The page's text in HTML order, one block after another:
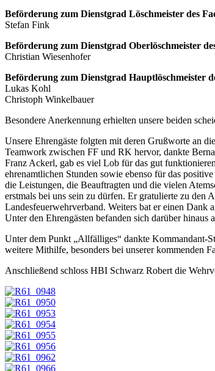
Beförderung zum Dienstgrad Löschmeister des
Stefan Fink
Beförderung zum Dienstgrad Oberlöschmeister
Christian Wiesenhofer
Beförderung zum Dienstgrad Hauptlöschmeister
Lukas Kohl
Christoph Winkelbauer
Besondere Anerkennung erhielten unsere beiden
Unsere Ehrengäste folgten mit deren Grußworte an
Teamwork zwischen FF und RK hervor, dankte
Franz Ackerl, gab es viel Lob für das gut
ehrenamtlichen Stunden sowie ebenso für das
die Leistungen, die Beauftragten und die vielen
erstmals bei uns sein zu dürfen. Er gratulierte zu
Landesfeuerwehrverband. Weiters bat er einen Dank
Unter den Ehrengästen befanden sich darüber
Unter dem Punkt „Allfälliges“ dankte Kommandant-
weitere Mithilfe, besonders bei unserer kommenden
Anschließend schloss HBI Schwarz Robert die